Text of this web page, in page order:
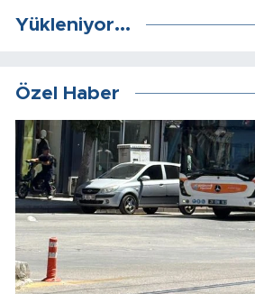
Yükleniyor...
Özel Haber